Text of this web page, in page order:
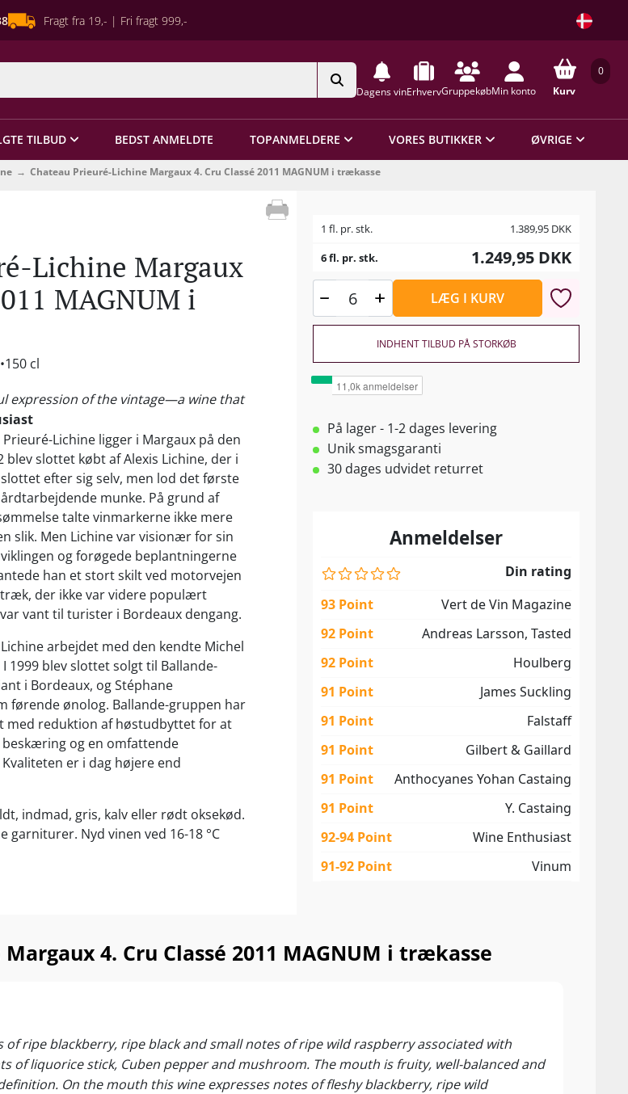
Fragt fra 19,- | Fri fragt 999,-
Dagens vinErhvervGruppekøbMin konto
0
Kurv
TILBUD BEDST ANMELDTE TOPANMELDERE VORES BUTIKKER ØVRIGE
Chateau Prieuré-Lichine Margaux 4. Cru Classé 2011 MAGNUM i trækasse
Lichine Margaux
MAGNUM i
150 cl
expression of the vintage—a wine that
Lichine ligger i Margaux på den
blev slottet købt af Alexis Lichine, der i
efter sig selv, men lod det første
munke. På grund af
talte vinmarkerne ikke mere
slik. Men Lichine var visionær for sin
og forøgede beplantningerne
han et stort skilt ved motorvejen
der ikke var videre populært
vant til turister i Bordeaux dengang.
arbejdet med den kendte Michel
1999 blev slottet solgt til Ballande-
i Bordeaux, og Stéphane
førende ønolog. Ballande-gruppen har
med reduktion af høstudbyttet for at
og en omfattende
er i dag højere end
indmad, gris, kalv eller rødt oksekød.
Nyd vinen ved 16-18 °C
1 fl. pr. stk. 1.389,95 DKK
6 fl. pr. stk.
1.249,95 DKK
LÆG I KURV
INDHENT TILBUD PÅ STORKØB
På lager - 1-2 dages levering
Unik smagsgaranti
30 dages udvidet returret
Anmeldelser
Din rating
93 Point
Vert de Vin Magazine
92 Point
Andreas Larsson, Tasted
92 Point
Houlberg
91 Point
James Suckling
91 Point
Falstaff
91 Point
Gilbert & Gaillard
91 Point
Anthocyanes Yohan Castaing
91 Point
Y. Castaing
92-94 Point
Wine Enthusiast
91-92 Point
Vinum
4. Cru Classé 2011 MAGNUM i trækasse
ripe blackberry, ripe black and small notes of ripe wild raspberry associated with
of liquorice stick, Cuben pepper and mushroom. The mouth is fruity, well-balanced and
On the mouth this wine expresses notes of fleshy blackberry, ripe wild